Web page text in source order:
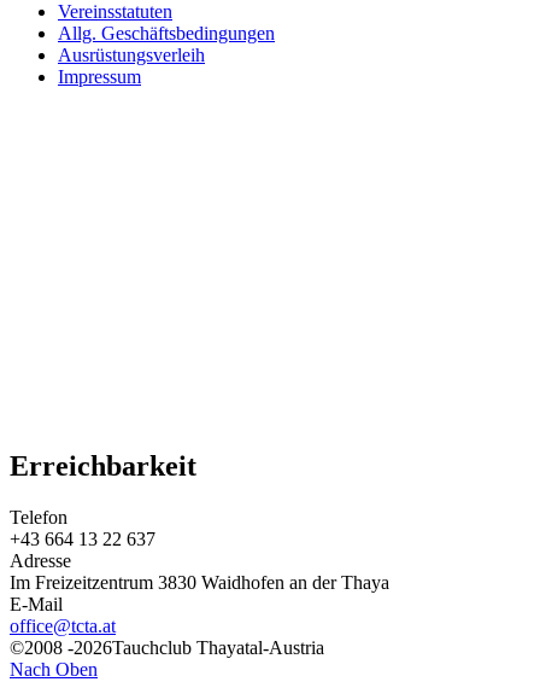
Vereinsstatuten
Allg. Geschäftsbedingungen
Ausrüstungsverleih
Impressum
Erreichbarkeit
Telefon
+43 664 13 22 637
Adresse
Im Freizeitzentrum 3830 Waidhofen an der Thaya
E-Mail
office@tcta.at
©2008 -2026Tauchclub Thayatal-Austria
Nach Oben